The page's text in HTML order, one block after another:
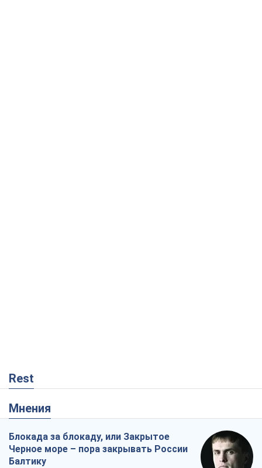
Rest
Мнения
Блокада за блокаду, или Закрытое
Черное море – пора закрывать России
Балтику